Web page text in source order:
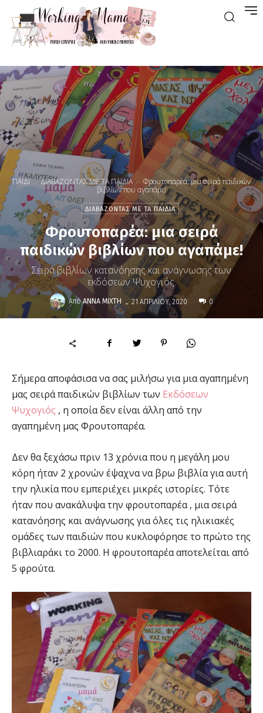
ΠΑΙΔΙ ΔΙΑΒΑΖΟΝΤΑΣ ΜΕ ΤΑ ΠΑΙΔΙΑ
Φρουτοπαρέα: μια σειρά παιδικών
βιβλίων που αγαπάμε!
ΔΙΑΒΑΖΟΝΤΑΣ ΜΕ ΤΑ ΠΑΙΔΙΑ
Φρουτοπαρέα: μια σειρά
παιδικών βιβλίων που αγαπάμε!
Σειρά βιβλίων κατανόησης και ανάγνωσης των
εκδόσεων Ψυχογιός.
Από ΆΝΝΑ ΜΊΧΤΗ - 21 ΑΠΡΙΛΊΟΥ, 2020 0
Σήμερα αποφάσισα να σας μιλήσω για μια αγαπημένη
μας σειρά παιδικών βιβλίων των Εκδόσεων
Ψυχογιός , η οποία δεν είναι άλλη από την
αγαπημένη μας Φρουτοπαρέα.
Δεν θα ξεχάσω πριν 13 χρόνια που η μεγάλη μου
κόρη ήταν 2 χρονών έψαχνα να βρω βιβλία για αυτή
την ηλικία που εμπεριέχει μικρές ιστορίες. Τότε
ήταν που ανακάλυψα την φρουτοπαρέα , μια σειρά
κατανόησης και ανάγνωσης για όλες τις ηλικιακές
ομάδες των παιδιών που κυκλοφόρησε το πρώτο της
βιβλιαράκι το 2000. Η φρουτοπαρέα αποτελείται από
5 φρούτα.